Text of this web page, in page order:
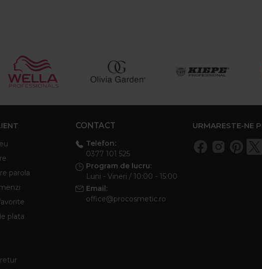
parola
plata
CONTACT
Telefon:
0377 101 525
Program de lucru:
Luni - Vineri / 10:00 - 15:00
Email:
office@procosmetic.ro
URMARESTE-NE